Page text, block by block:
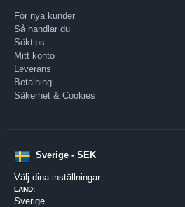
För nya kunder
Så handlar du
Söktips
Mitt konto
Leverans
Betalning
Säkerhet & Cookies
Sverige - SEK
Välj dina inställningar
LAND:
Sverige